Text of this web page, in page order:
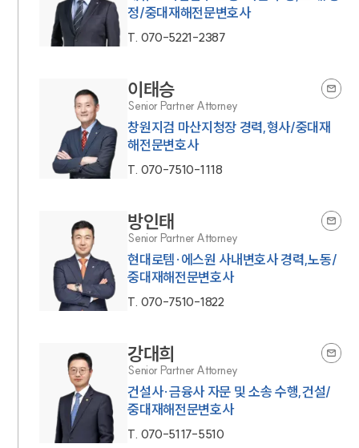
정/중대재해전문변호사
T. 070-5221-2387
이태승
Senior Partner Attorney
창원지검 마산지청장 경력,형사/중대재
해전문변호사
T. 070-7510-1118
방인태
Senior Partner Attorney
현대로템·에스원 사내변호사 경력,노동/
중대재해전문변호사
T. 070-7510-1822
강대희
Senior Partner Attorney
건설사·금융사 자문 및 소송 수행,건설/
중대재해전문변호사
T. 070-5117-5510